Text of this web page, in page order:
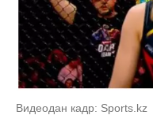
Видеодан кадр: Sports.kz